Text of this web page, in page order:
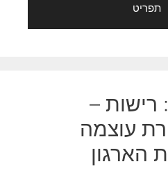
תפריט
רישות –
עוצמה
הארגון